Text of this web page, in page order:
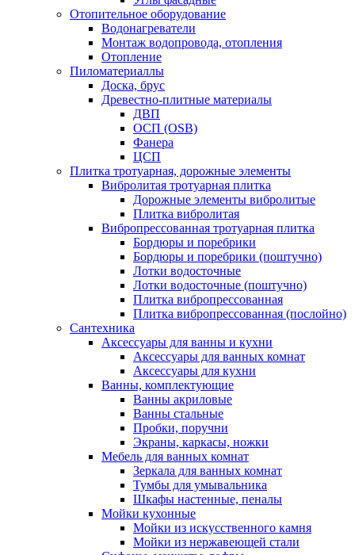
Отопительное оборудование
Водонагреватели
Монтаж водопровода, отопления
Отопление
Пиломатериаллы
Доска, брус
Древестно-плитные материалы
ДВП
ОСП (OSB)
Фанера
ЦСП
Плитка тротуарная, дорожные элементы
Вибролитая тротуарная плитка
Дорожные элементы вибролитые
Плитка вибролитая
Вибропрессованная тротуарная плитка
Бордюры и поребрики
Бордюры и поребрики (поштучно)
Лотки водосточные
Лотки водосточные (поштучно)
Плитка вибропрессованная
Плитка вибропрессованная (послойно)
Сантехника
Аксессуары для ванны и кухни
Аксессуары для ванных комнат
Аксессуары для кухни
Ванны, комплектующие
Ванны акриловые
Ванны стальные
Пробки, поручни
Экраны, каркасы, ножки
Мебель для ванных комнат
Зеркала для ванных комнат
Тумбы для умывальника
Шкафы настенные, пеналы
Мойки кухонные
Мойки из искусственного камня
Мойки из нержавеющей стали